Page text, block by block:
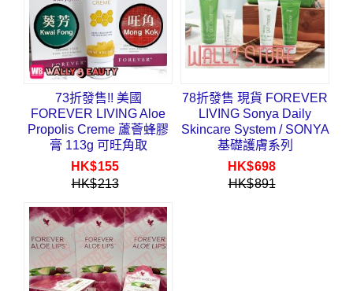
73折發售!! 美國
FOREVER LIVING Aloe
Propolis Creme 蘆薈蜂膠
膏 113g 可旺角取
HK$155
HK$213
78折發售 現貨 FOREVER
LIVING Sonya Daily
Skincare System / SONYA
基礎護膚系列
HK$698
HK$891